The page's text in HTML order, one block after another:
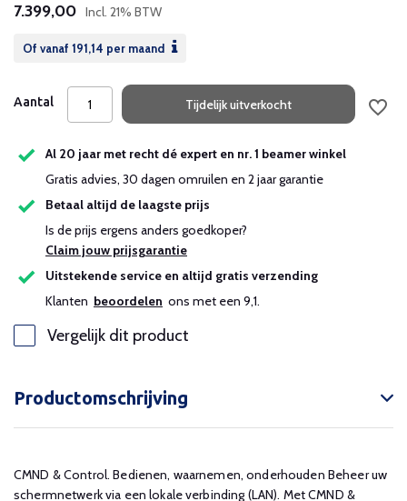
7.399,00 Incl. 21% BTW
Of vanaf 191,14 per maand
Aantal Tijdelijk uitverkocht
Al 20 jaar met recht dé expert en nr. 1 beamer winkel
Gratis advies, 30 dagen omruilen en 2 jaar garantie
Betaal altijd de laagste prijs
Is de prijs ergens anders goedkoper?
Claim jouw prijsgarantie
Uitstekende service en altijd gratis verzending
Klanten beoordelen ons met een 9,1.
Vergelijk dit product
Productomschrijving
CMND & Control. Bedienen, waarnemen, onderhouden Beheer uw
schermnetwerk via een lokale verbinding (LAN). Met CMND &